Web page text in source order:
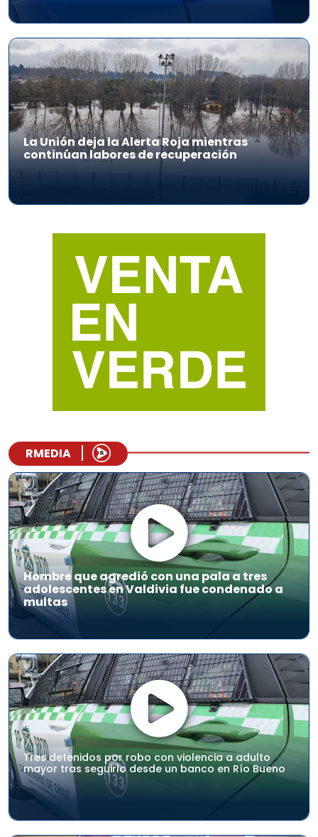
La Unión deja la Alerta Roja mientras
continúan labores de recuperación
RMEDIA
Hombre que agredió con una pala a tres
adolescentes en Valdivia fue condenado a
multas
Tres detenidos por robo con violencia a adulto
mayor tras seguirlo desde un banco en Río Bueno